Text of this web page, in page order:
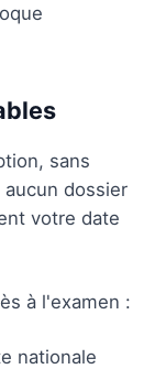
sans
dossier
votre date
à l'examen :
nationale